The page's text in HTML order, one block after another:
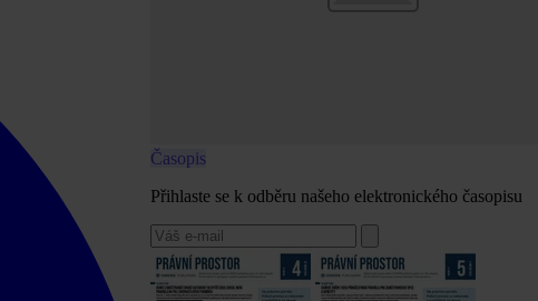
Časopis
Přihlaste se k odběru našeho elektronického časopisu